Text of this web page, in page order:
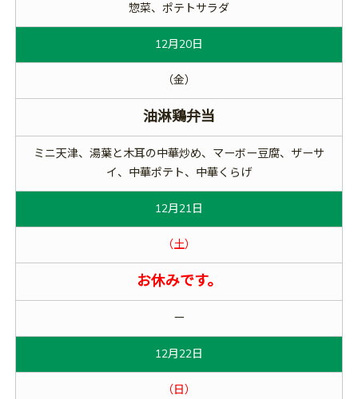
惣菜、ポテトサラダ
12月20日
（金）
油淋鶏弁当
ミニ天津、湯葉と木耳の中華炒め、マーボー豆腐、ザーサ
イ、中華ポテト、中華くらげ
12月21日
（土）
お休みです。
ー
12月22日
（日）